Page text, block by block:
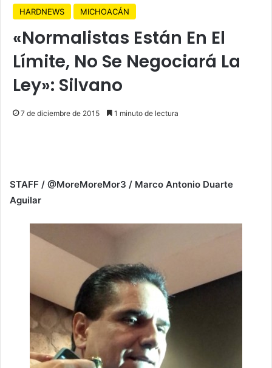
HARDNEWS MICHOACÁN
«Normalistas Están En El
Límite, No Se Negociará La
Ley»: Silvano
7 de diciembre de 2015 1 minuto de lectura
STAFF / @MoreMoreMor3 / Marco Antonio Duarte
Aguilar